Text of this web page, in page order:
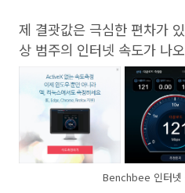
제 결괏값은 극심한 편차가
상 범주의 인터넷 속도가 나
Benchbee 인터넷